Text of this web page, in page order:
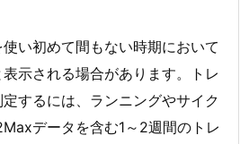
い初めて間もない時期において
示される場合があります。トレ
するには、ランニングやサイク
データを含む1～2週間のトレ